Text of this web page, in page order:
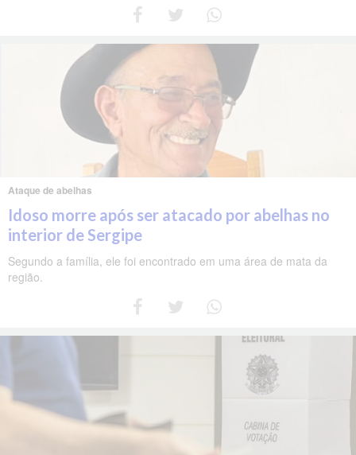
Ataque de abelhas
Idoso morre após ser atacado por abelhas no
interior de Sergipe
Segundo a família, ele foi encontrado em uma área de mata da
região.